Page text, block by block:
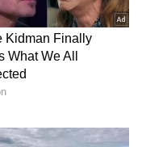
ಜನರಿಗೆ ತುಂಬಾ
ಬೆಲೆಯ
ಈ ನಡುವೆ, ಈ